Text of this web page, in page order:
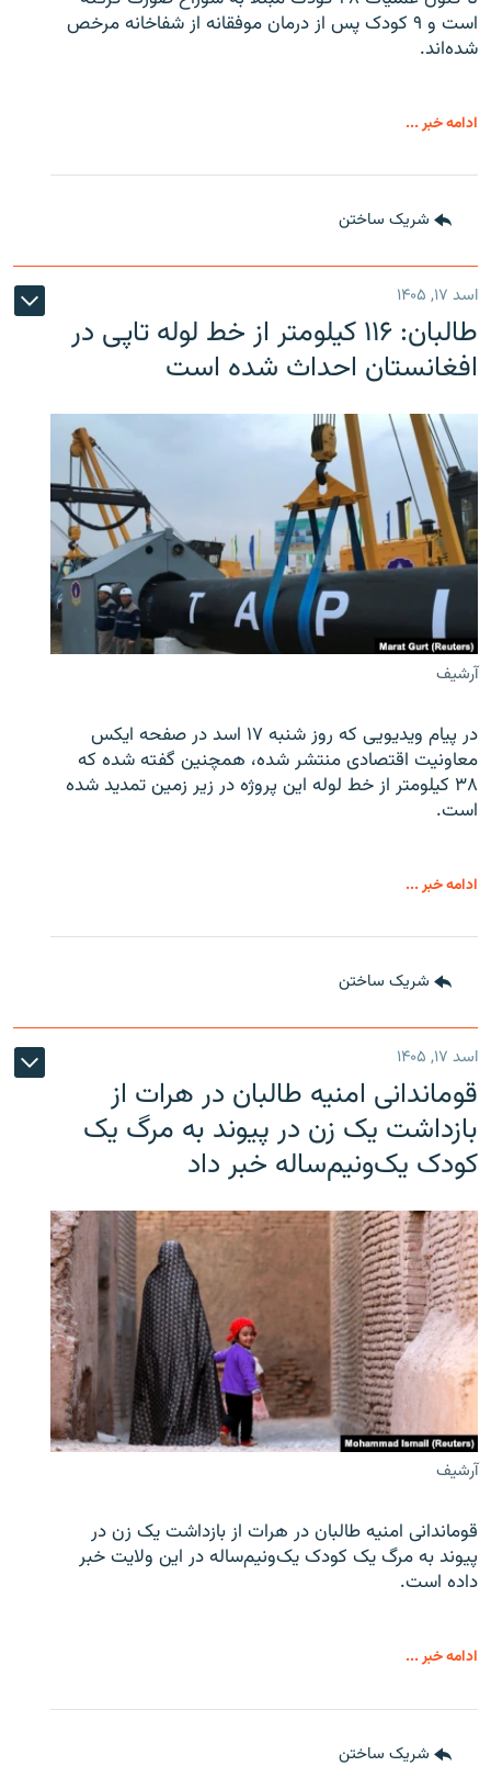
است و ۹ کودک پس از درمان موفقانه از شفاخانه مرخص
شده‌اند.
ادامه خبر ...
شریک ساختن
اسد ۱۷, ۱۴۰۵
طالبان: ۱۱۶ کیلومتر از خط لوله تاپی در
افغانستان احداث شده است
آرشیف
در پیام ویدیویی که روز شنبه ۱۷ اسد در صفحه ایکس
معاونیت اقتصادی منتشر شده، همچنین گفته شده که
۳۸ کیلومتر از خط لوله این پروژه در زیر زمین تمدید شده
است.
ادامه خبر ...
شریک ساختن
اسد ۱۷, ۱۴۰۵
قوماندانی امنیه طالبان در هرات از
بازداشت یک زن در پیوند به مرگ یک
کودک یک‌ونیم‌ساله خبر داد
آرشیف
قوماندانی امنیه طالبان در هرات از بازداشت یک زن در
پیوند به مرگ یک کودک یک‌ونیم‌ساله در این ولایت خبر
داده است.
ادامه خبر ...
شریک ساختن